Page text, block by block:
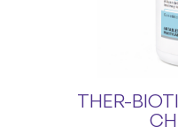
THER-